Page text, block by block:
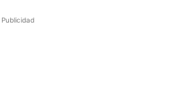
Publicidad